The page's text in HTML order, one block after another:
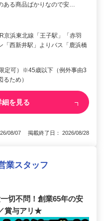
ある商品ばかりなので安…
京浜東北線「王子駅」「赤羽
「西新井駅」よりバス「鹿浜橋
定可）※45歳以下（例外事由3
ため）
細を見る
08/07 掲載終了日： 2026/08/28
業スタッフ
切不問！創業65年の安
賞与アリ★